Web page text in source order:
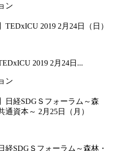
ン
2019 2月24日...
ン
経SDGＳフォーラム～森林・